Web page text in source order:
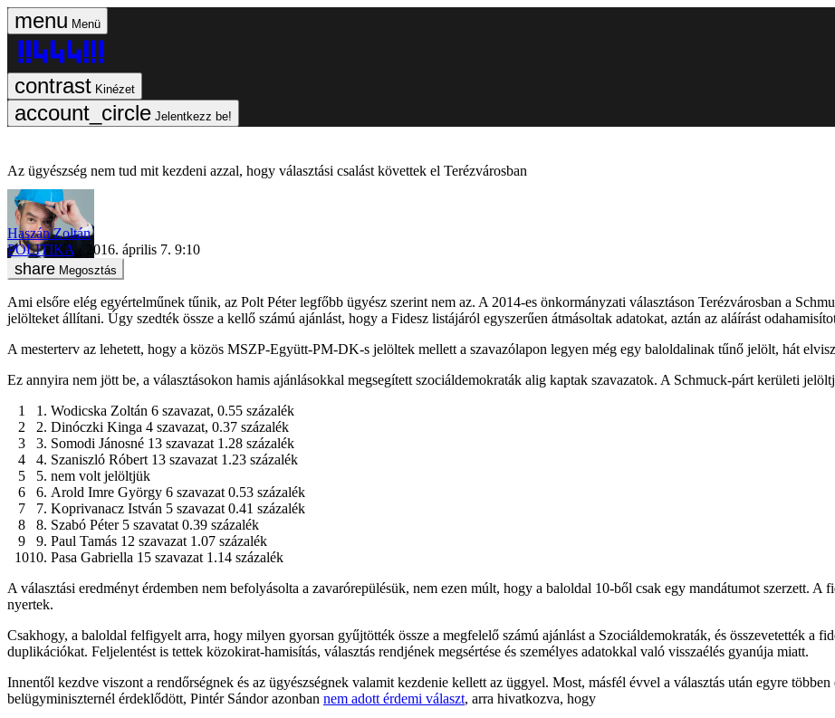
Menü
Kinézet
Jelentkezz be!
Az ügyészség nem tud mit kezdeni azzal, hogy választási csalást követtek el Terézvárosban
Haszán Zoltán
POLITIKA
2016. április 7. 9:10
Megosztás
Ami elsőre elég egyértelműnek tűnik, az Polt Péter legfőbb ügyész szerint nem az. A 2014-es önkormányzati választáson Terézvárosban a
jelölteket állítani. Úgy szedték össze a kellő számú ajánlást, hogy a Fidesz listájáról egyszerűen átmásoltak adatokat, aztán az aláírást
A mesterterv az lehetett, hogy a közös MSZP-Együtt-PM-DK-s jelöltek mellett a szavazólapon legyen még egy baloldalinak tűnő jelölt, hát
Ez annyira nem jött be, a választásokon hamis ajánlásokkal megsegített szociáldemokraták alig kaptak szavazatok. A Schmuck-párt kerületi
Wodicska Zoltán 6 szavazat, 0.55 százalék
Dinóczki Kinga 4 szavazat, 0.37 százalék
Somodi Jánosné 13 szavazat 1.28 százalék
Szaniszló Róbert 13 szavazat 1.23 százalék
nem volt jelöltjük
Arold Imre György 6 szavazat 0.53 százalék
Koprivanacz István 5 szavazat 0.41 százalék
Szabó Péter 5 szavatat 0.39 százalék
Paul Tamás 12 szavazat 1.07 százalék
Pasa Gabriella 15 szavazat 1.14 százalék
A választási eredményt érdemben nem befolyásolta a zavarórepülésük, nem ezen múlt, hogy a baloldal 10-ből csak egy mandátumot szerzett. A
nyertek.
Csakhogy, a baloldal felfigyelt arra, hogy milyen gyorsan gyűjtötték össze a megfelelő számú ajánlást a Szociáldemokraták, és összevetették a
duplikációkat. Feljelentést is tettek közokirat-hamisítás, választás rendjének megsértése és személyes adatokkal való visszaélés gyanúja miatt.
Innentől kezdve viszont a rendőrségnek és az ügyészségnek valamit kezdenie kellett az üggyel. Most, másfél évvel a választás után egyre
belügyminiszternél érdeklődött, Pintér Sándor azonban nem adott érdemi választ, arra hivatkozva, hogy